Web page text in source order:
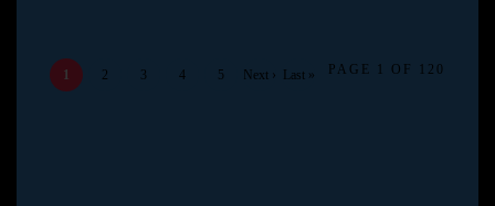
1 2 3 4 5 Next › Last » PAGE 1 OF 120